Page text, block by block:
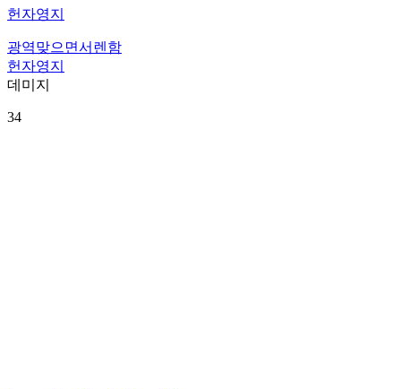
헌자영지
광역맞으면서렌함
헌자영지
데미지
34